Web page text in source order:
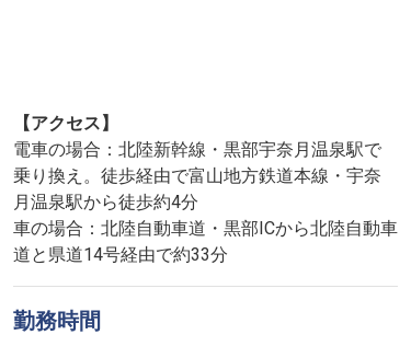
【アクセス】
電車の場合：北陸新幹線・黒部宇奈月温泉駅で
乗り換え。徒歩経由で富山地方鉄道本線・宇奈
月温泉駅から徒歩約4分
車の場合：北陸自動車道・黒部ICから北陸自動車
道と県道14号経由で約33分
勤務時間